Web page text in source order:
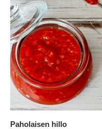
Paholaisen hillo